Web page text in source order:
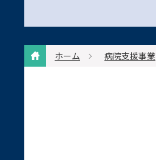
ホーム 病院支援事業